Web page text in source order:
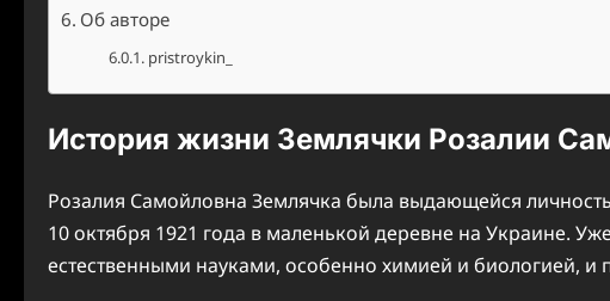
Об авторе
pristroykin_
История жизни Землячки Розалии
Розалия Самойловна Землячка была выдающейся
10 октября 1921 года в маленькой деревне на Украине.
естественными науками, особенно химией и биологией, и